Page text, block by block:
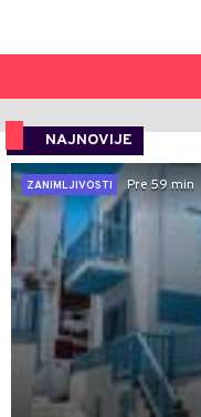
NAJNOVIJE
ZANIMLJIVOSTI
Pre 59 min